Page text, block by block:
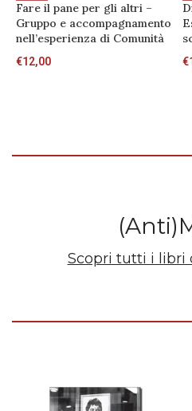
Fare il pane per gli altri –
Gruppo e accompagnamento
nell’esperienza di Comunità
€12,00 €
Scopri tutti i libri